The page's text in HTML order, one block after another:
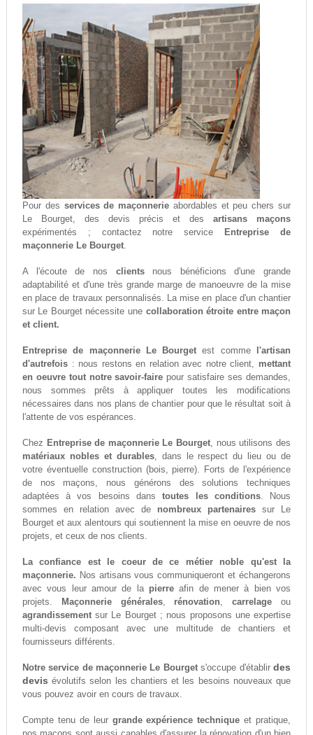
Pour des services de maçonnerie abordables et peu chers sur
Le Bourget, des devis précis et desartisans maçons
expérimentés ; contactez notre service
Entreprise de
maçonnerie Le Bourget.
A l'écoute de nos clientsnous bénéficions d'une grande
adaptabilité et d'une très grande marge de manoeuvre de la mise
en place de travaux personnalisés. La mise en place d'un chantier
sur Le Bourget nécessite une collaboration étroite entre maçon
et client.
Entreprise de maçonnerie Le Bourget est comme
l'artisan
d'autrefois: nous restons en relation avec notre client, mettant
en oeuvre tout notre savoir-faire pour satisfaire ses demandes,
nous sommes prêts à appliquer toutes les modifications
nécessaires dans nos plans de chantier pour que le résultat soit à
l'attente de vos espérances.
Chez Entreprise de maçonnerie Le Bourget, nous utilisons des
matériaux nobles et durables, dans le respect du lieu ou de
votre éventuelle construction (bois, pierre). Forts de l'expérience
de nos maçons, nous générons des solutions techniques
adaptées à vos besoins danstoutes les conditions. Nous
sommes en relation avec de nombreux partenaires sur Le
Bourget et aux alentours qui soutiennent la mise en oeuvre de nos
projets, et ceux de nos clients.
La confiance est le coeur de ce métier noble qu'est la
maçonnerie. Nos artisans vous communiqueront et échangerons
avec vous leur amour de la pierre afin de mener à bien vos
projets.
Maçonnerie générales, rénovation,carrelage ou
agrandissementsur Le Bourget ; nous proposons une expertise
multi-devis composant avec une multitude de chantiers et
fournisseurs différents.
Notre service de maçonnerie Le Bourgets'occupe d'établirdes
devis évolutifs selon les chantiers et les besoins nouveaux que
vous pouvez avoir en cours de travaux.
Compte tenu de leur grande expérience technique et pratique,